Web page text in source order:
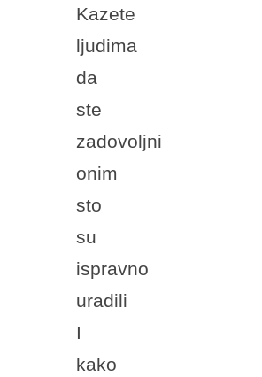
Kazete
ljudima
da
ste
zadovoljni
onim
sto
su
ispravno
uradili
I
kako